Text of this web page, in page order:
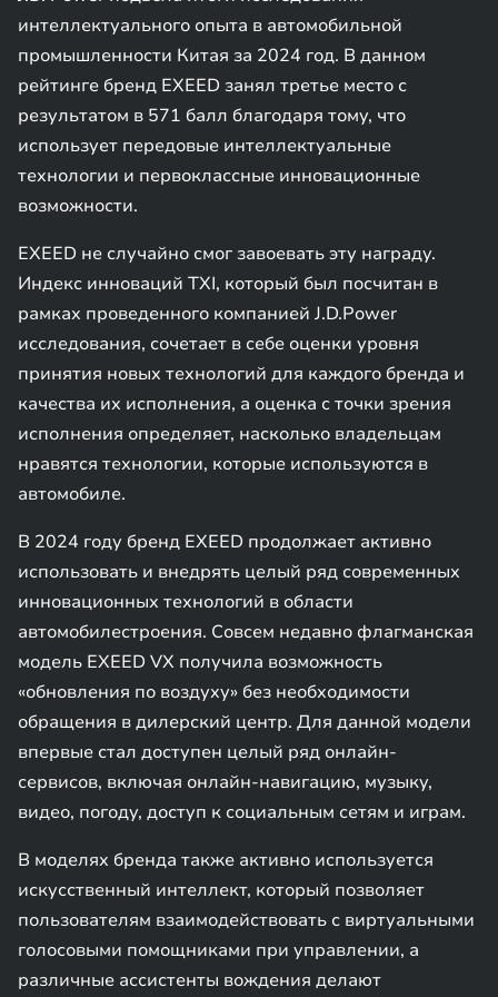
интеллектуального опыта в автомобильной
промышленности Китая за 2024 год. В данном
рейтинге бренд EXEED занял третье место с
результатом в 571 балл благодаря тому, что
использует передовые интеллектуальные
технологии и первоклассные инновационные
возможности.
EXEED не случайно смог завоевать эту награду.
Индекс инноваций TXI, который был посчитан в
рамках проведенного компанией J.D.Power
исследования, сочетает в себе оценки уровня
принятия новых технологий для каждого бренда и
качества их исполнения, а оценка с точки зрения
исполнения определяет, насколько владельцам
нравятся технологии, которые используются в
автомобиле.
В 2024 году бренд EXEED продолжает активно
использовать и внедрять целый ряд современных
инновационных технологий в области
автомобилестроения. Совсем недавно флагманская
модель EXEED VX получила возможность
«обновления по воздуху» без необходимости
обращения в дилерский центр. Для данной модели
впервые стал доступен целый ряд онлайн-
сервисов, включая онлайн-навигацию, музыку,
видео, погоду, доступ к социальным сетям и играм.
В моделях бренда также активно используется
искусственный интеллект, который позволяет
пользователям взаимодействовать с виртуальными
голосовыми помощниками при управлении, а
различные ассистенты вождения делают